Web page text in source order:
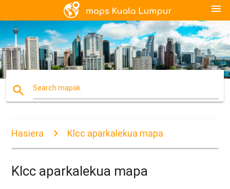
menu
search Search mapak
Hasiera Klcc aparkalekua mapa
Klcc aparkalekua mapa